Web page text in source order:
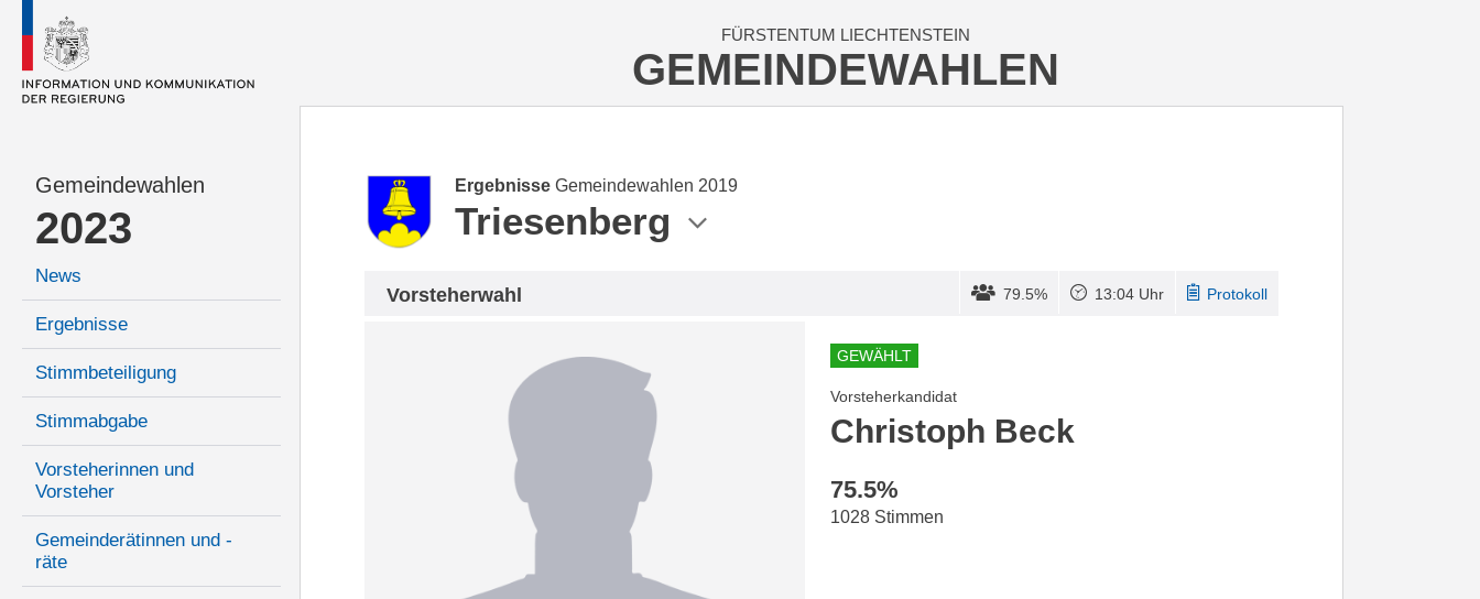
FÜRSTENTUM LIECHTENSTEIN
GEMEINDEWAHLEN
Gemeindewahlen
2023
News
Ergebnisse
Stimmbeteiligung
Stimmabgabe
Vorsteherinnen und
Vorsteher
Gemeinderätinnen und -
räte
Ergebnisse Gemeindewahlen 2019
Triesenberg
Vorsteherwahl 79.5% 13:04 Uhr Protokoll
GEWÄHLT
Vorsteherkandidat
Christoph Beck
75.5%
1028 Stimmen